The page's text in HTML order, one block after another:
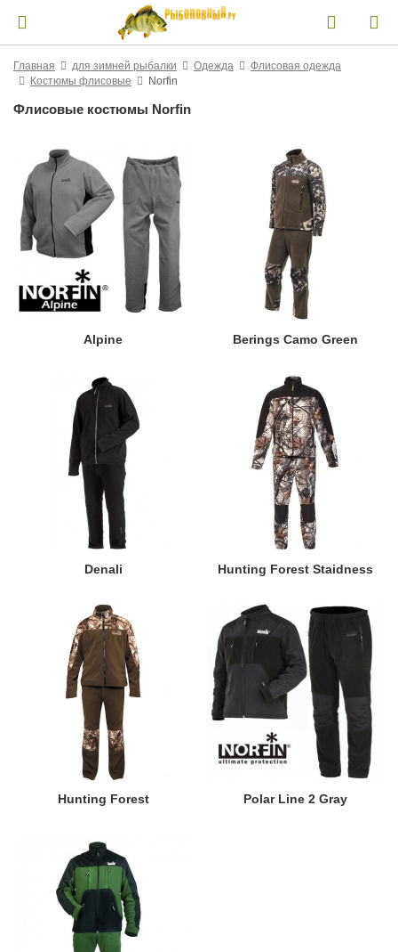
Главная для зимней рыбалки Одежда
Флисовая одежда
Костюмы флисовые
Norfin
Флисовые костюмы Norfin
Alpine Berings Camo Green
Denali Hunting Forest Staidness
Hunting Forest Polar Line 2 Gray